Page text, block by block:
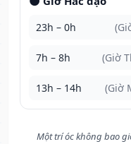
23h – 0h
7h – 8h (Giờ
13h – 14h (Giờ
Một trí óc không bao